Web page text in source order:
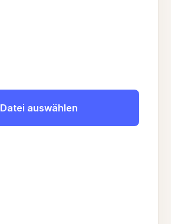
Datei auswählen